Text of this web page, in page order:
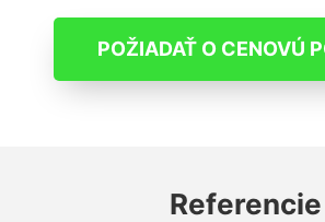
POŽIADAŤ O CENOVÚ
Referencie